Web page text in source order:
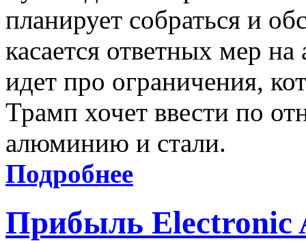
планирует собраться и
касается ответных мер
идет про ограничения,
Трамп хочет ввести по
алюминию и стали.
Подробнее
Прибыль Electronic